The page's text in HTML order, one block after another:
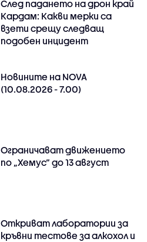
След падането на дрон край
Кардам: Какви мерки са
взети срещу следващ
подобен инцидент
Новините на NOVA
(10.08.2026 - 7.00)
Ограничават движението
по „Хемус“ до 13 август
Откриват лаборатории за
кръвни тестове за алкохол и